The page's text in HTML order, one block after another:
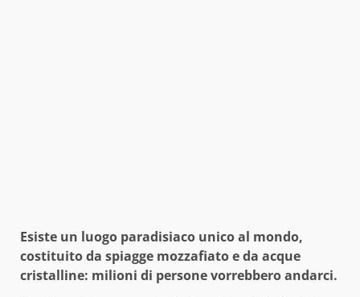
Esiste un luogo paradisiaco unico al mondo,
costituito da spiagge mozzafiato e da acque
cristalline: milioni di persone vorrebbero andarci.